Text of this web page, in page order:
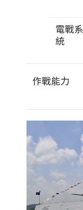
電戰系
統
作戰能力